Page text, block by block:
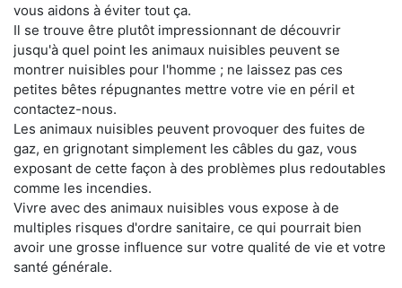
vous aidons à éviter tout ça.
Il se trouve être plutôt impressionnant de découvrir
jusqu'à quel point les animaux nuisibles peuvent se
montrer nuisibles pour l'homme ; ne laissez pas ces
petites bêtes répugnantes mettre votre vie en péril et
contactez-nous.
Les animaux nuisibles peuvent provoquer des fuites de
gaz, en grignotant simplement les câbles du gaz, vous
exposant de cette façon à des problèmes plus redoutables
comme les incendies.
Vivre avec des animaux nuisibles vous expose à de
multiples risques d'ordre sanitaire, ce qui pourrait bien
avoir une grosse influence sur votre qualité de vie et votre
santé générale.